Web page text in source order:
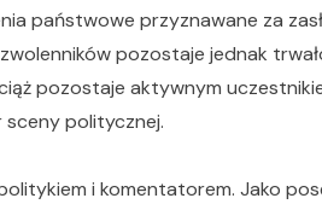
państwowe przyznawane za
pozostaje jednak
pozostaje aktywnym
politycznej.
i komentatorem. Jako